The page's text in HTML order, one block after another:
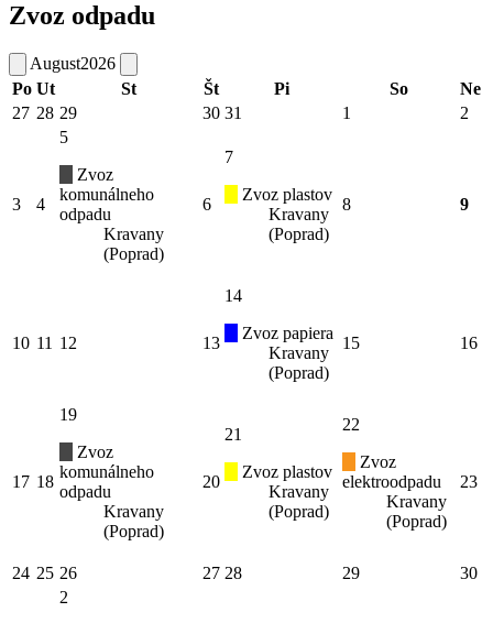
Zvoz odpadu
August2026
Po Ut St Št Pi So
Ne
27 28 29 30 31 1 2
3 4
5
Zvoz
komunálneho
odpadu
Kravany
(Poprad)
6
7
Zvoz plastov
Kravany
(Poprad)
8 9
10 11 12 13
14
Zvoz papiera
Kravany
(Poprad)
15 16
17 18
19
Zvoz
komunálneho
odpadu
Kravany
(Poprad)
20
21
Zvoz plastov
Kravany
(Poprad)
22
Zvoz
elektroodpadu
Kravany
(Poprad)
23
24 25 26 27 28 29 30
2